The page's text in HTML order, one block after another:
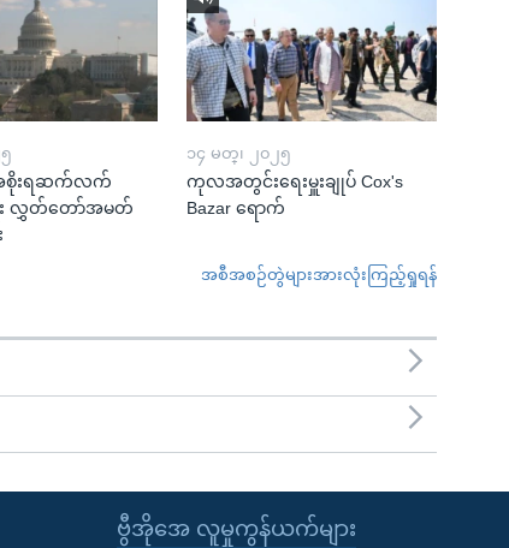
စိုးရဆက်လက်
လွှတ်တော်အမတ်
၁၄ မတ္၊ ၂၀၂၅
ကုလအတွင်းရေးမှူးချုပ် Cox's
Bazar ရောက်
အစီအစဉ်တွဲများအားလုံးကြည့်ရှုရန်
ဗွီအိုအေ လူမှုကွန်ယက်များ